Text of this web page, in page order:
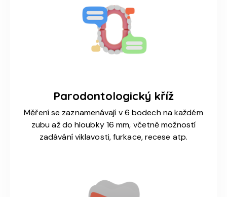
Parodontologický kříž
Měření se zaznamenávají v 6 bodech na každém
zubu až do hloubky 16 mm, včetně možností
zadávání viklavosti, furkace, recese atp.